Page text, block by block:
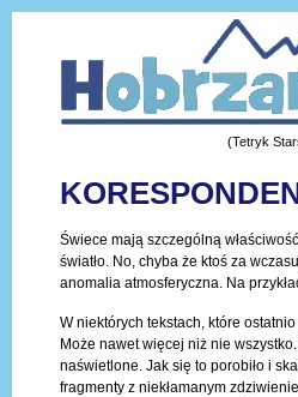
(Tetryk
Świece mają szczególną
światło. No, chyba że ktoś za
anomalia atmosferyczna. Na
W niektórych tekstach, które
Może nawet więcej niż nie
naświetlone. Jak się to porobiło i
fragmenty z niekłamanym